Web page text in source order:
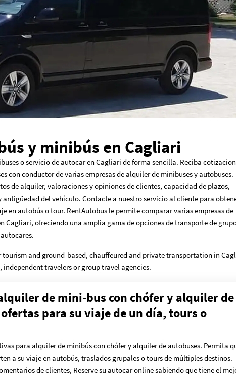
y minibús en Cagliari
o servicio de autocar en Cagliari de forma sencilla. Reciba
con conductor de varias empresas de alquiler de minibuses y autobuses.
de alquiler, valoraciones y opiniones de clientes, capacidad de plazos,
del vehículo. Contacte a nuestro servicio al cliente para
en autobús o tour. RentAutobus le permite comparar varias empresas de
Cagliari, ofreciendo una amplia gama de opciones de transporte de
and ground-based, chauffeured and private transportation in
travelers or group travel agencies.
de mini-bus con chófer y alquiler de
para su viaje de un día, tours o
para alquiler de minibús con chófer y alquiler de autobuses. Permita
a su viaje en autobús, traslados grupales o tours de múltiples destinos.
de clientes, Reserve su autocar online sabiendo que tiene el